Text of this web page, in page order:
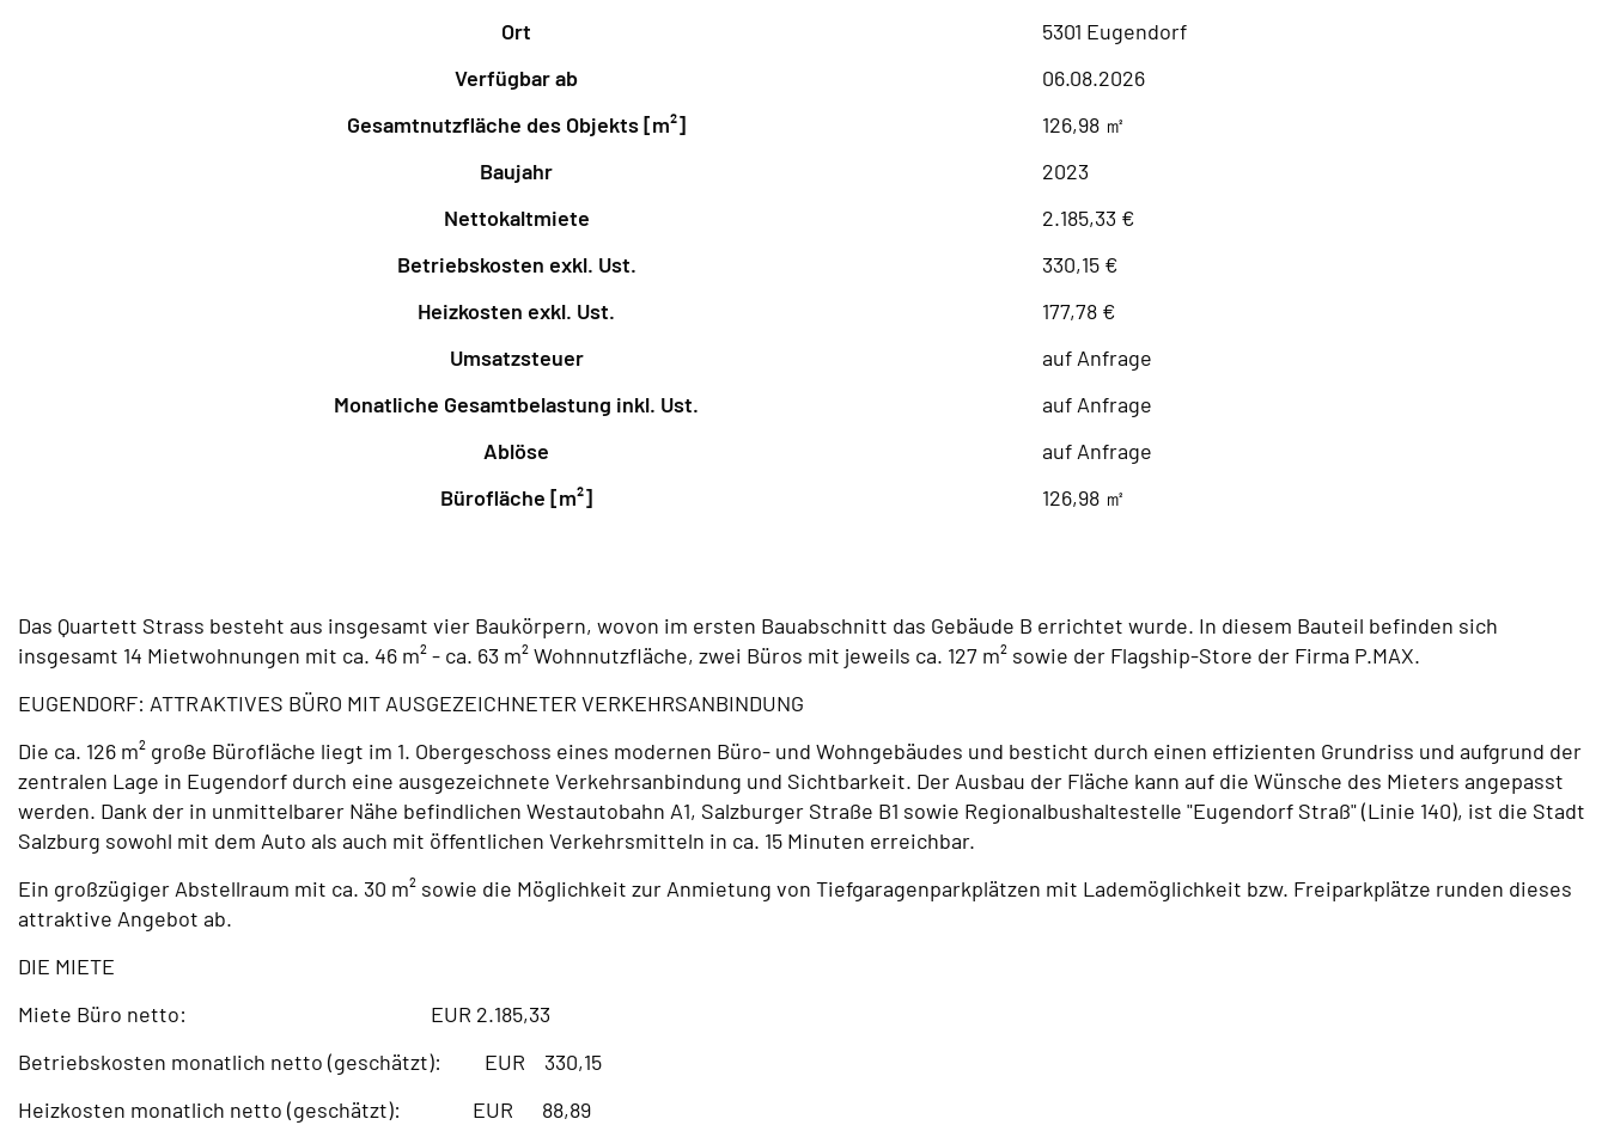
Ort
5301 Eugendorf
Verfügbar ab
06.08.2026
Gesamtnutzfläche des Objekts [m²]
126,98 ㎡
Baujahr
2023
Nettokaltmiete
2.185,33 €
Betriebskosten exkl. Ust.
330,15 €
Heizkosten exkl. Ust.
177,78 €
Umsatzsteuer
auf Anfrage
Monatliche Gesamtbelastung inkl. Ust.
auf Anfrage
Ablöse
auf Anfrage
Bürofläche [m²]
126,98 ㎡
Das Quartett Strass besteht aus insgesamt vier Baukörpern, wovon im ersten Bauabschnitt das Gebäude B errichtet wurde. In diesem Bauteil befinden sich
insgesamt 14 Mietwohnungen mit ca. 46 m² - ca. 63 m² Wohnnutzfläche, zwei Büros mit jeweils ca. 127 m² sowie der Flagship-Store der Firma P.MAX.
EUGENDORF: ATTRAKTIVES BÜRO MIT AUSGEZEICHNETER VERKEHRSANBINDUNG
Die ca. 126 m² große Bürofläche liegt im 1. Obergeschoss eines modernen Büro- und Wohngebäudes und besticht durch einen effizienten Grundriss und aufgrund der
zentralen Lage in Eugendorf durch eine ausgezeichnete Verkehrsanbindung und Sichtbarkeit. Der Ausbau der Fläche kann auf die Wünsche des Mieters angepasst
werden. Dank der in unmittelbarer Nähe befindlichen Westautobahn A1, Salzburger Straße B1 sowie Regionalbushaltestelle "Eugendorf Straß" (Linie 140), ist die Stadt
Salzburg sowohl mit dem Auto als auch mit öffentlichen Verkehrsmitteln in ca. 15 Minuten erreichbar.
Ein großzügiger Abstellraum mit ca. 30 m² sowie die Möglichkeit zur Anmietung von Tiefgaragenparkplätzen mit Lademöglichkeit bzw. Freiparkplätze runden dieses
attraktive Angebot ab.
DIE MIETE
Miete Büro netto: EUR 2.185,33
Betriebskosten monatlich netto (geschätzt): EUR 330,15
Heizkosten monatlich netto (geschätzt): EUR 88,89